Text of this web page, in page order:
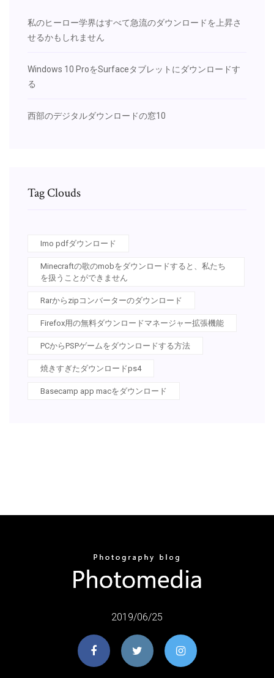
私のヒーロー学界はすべて急流のダウンロードを上昇さ
せるかもしれません
Windows 10 ProをSurfaceタブレットにダウンロードす
る
西部のデジタルダウンロードの窓10
Tag Clouds
Imo pdfダウンロード
Minecraftの歌のmobをダウンロードすると、私たち
を扱うことができません
Rarからzipコンバーターのダウンロード
Firefox用の無料ダウンロードマネージャー拡張機能
PCからPSPゲームをダウンロードする方法
焼きすぎたダウンロードps4
Basecamp app macをダウンロード
2019/06/25